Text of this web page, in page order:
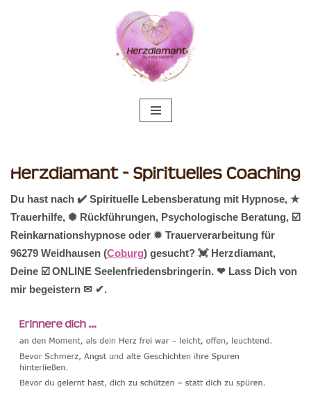
Du hast nach ✔️ Spirituelle Lebensberatung mit Hypnose, ★
Trauerhilfe, ✺ Rückführungen, Psychologische Beratung, ☑️
Reinkarnationshypnose oder ✹ Trauerverarbeitung für
96279 Weidhausen (Coburg) gesucht? 💓️ Herzdiamant,
Deine ☑️ ONLINE Seelenfriedensbringerin. ❤ Lass Dich von
mir begeistern ✉ ✔.